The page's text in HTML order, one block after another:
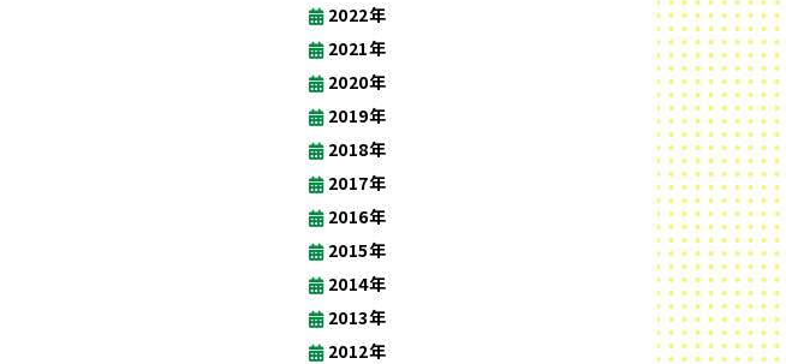
2022年
2021年
2020年
2019年
2018年
2017年
2016年
2015年
2014年
2013年
2012年